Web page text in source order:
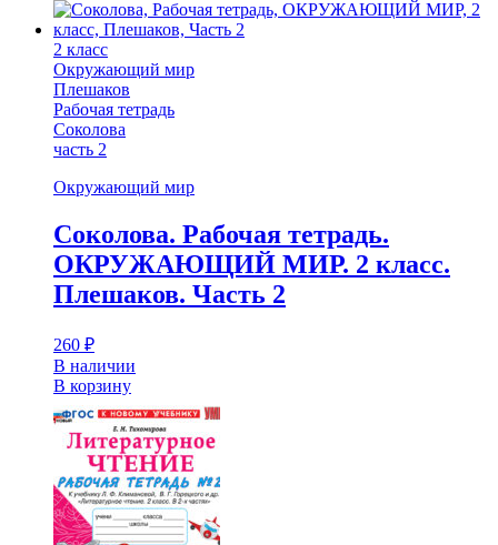
2 класс
Окружающий мир
Плешаков
Рабочая тетрадь
Соколова
часть 2
Окружающий мир
Соколова. Рабочая тетрадь.
ОКРУЖАЮЩИЙ МИР. 2 класс.
Плешаков. Часть 2
260 ₽
В наличии
В корзину